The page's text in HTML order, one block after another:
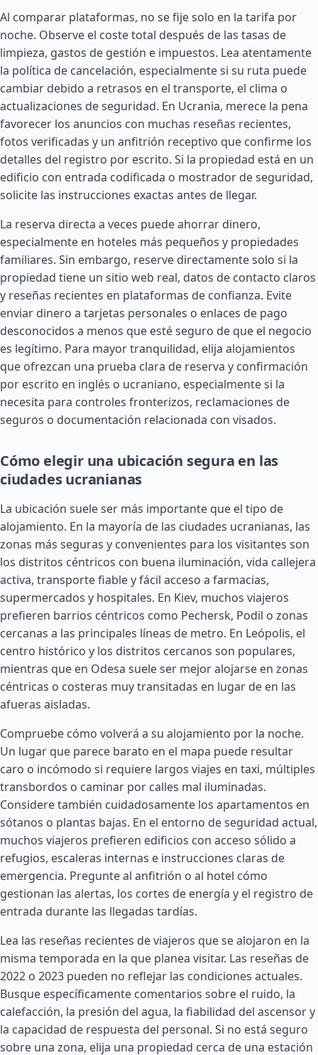
Al comparar plataformas, no se fije solo en la tarifa por
noche. Observe el coste total después de las tasas de
limpieza, gastos de gestión e impuestos. Lea atentamente
la política de cancelación, especialmente si su ruta puede
cambiar debido a retrasos en el transporte, el clima o
actualizaciones de seguridad. En Ucrania, merece la pena
favorecer los anuncios con muchas reseñas recientes,
fotos verificadas y un anfitrión receptivo que confirme los
detalles del registro por escrito. Si la propiedad está en un
edificio con entrada codificada o mostrador de seguridad,
solicite las instrucciones exactas antes de llegar.
La reserva directa a veces puede ahorrar dinero,
especialmente en hoteles más pequeños y propiedades
familiares. Sin embargo, reserve directamente solo si la
propiedad tiene un sitio web real, datos de contacto claros
y reseñas recientes en plataformas de confianza. Evite
enviar dinero a tarjetas personales o enlaces de pago
desconocidos a menos que esté seguro de que el negocio
es legítimo. Para mayor tranquilidad, elija alojamientos
que ofrezcan una prueba clara de reserva y confirmación
por escrito en inglés o ucraniano, especialmente si la
necesita para controles fronterizos, reclamaciones de
seguros o documentación relacionada con visados.
Cómo elegir una ubicación segura en las
ciudades ucranianas
La ubicación suele ser más importante que el tipo de
alojamiento. En la mayoría de las ciudades ucranianas, las
zonas más seguras y convenientes para los visitantes son
los distritos céntricos con buena iluminación, vida callejera
activa, transporte fiable y fácil acceso a farmacias,
supermercados y hospitales. En Kiev, muchos viajeros
prefieren barrios céntricos como Pechersk, Podil o zonas
cercanas a las principales líneas de metro. En Leópolis, el
centro histórico y los distritos cercanos son populares,
mientras que en Odesa suele ser mejor alojarse en zonas
céntricas o costeras muy transitadas en lugar de en las
afueras aisladas.
Compruebe cómo volverá a su alojamiento por la noche.
Un lugar que parece barato en el mapa puede resultar
caro o incómodo si requiere largos viajes en taxi, múltiples
transbordos o caminar por calles mal iluminadas.
Considere también cuidadosamente los apartamentos en
sótanos o plantas bajas. En el entorno de seguridad actual,
muchos viajeros prefieren edificios con acceso sólido a
refugios, escaleras internas e instrucciones claras de
emergencia. Pregunte al anfitrión o al hotel cómo
gestionan las alertas, los cortes de energía y el registro de
entrada durante las llegadas tardías.
Lea las reseñas recientes de viajeros que se alojaron en la
misma temporada en la que planea visitar. Las reseñas de
2022 o 2023 pueden no reflejar las condiciones actuales.
Busque específicamente comentarios sobre el ruido, la
calefacción, la presión del agua, la fiabilidad del ascensor y
la capacidad de respuesta del personal. Si no está seguro
sobre una zona, elija una propiedad cerca de una estación